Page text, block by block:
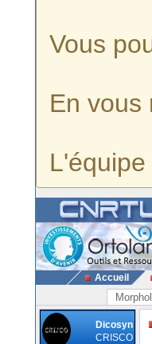
Vous
En vous
Accueil
Dicosyn
CRISCO